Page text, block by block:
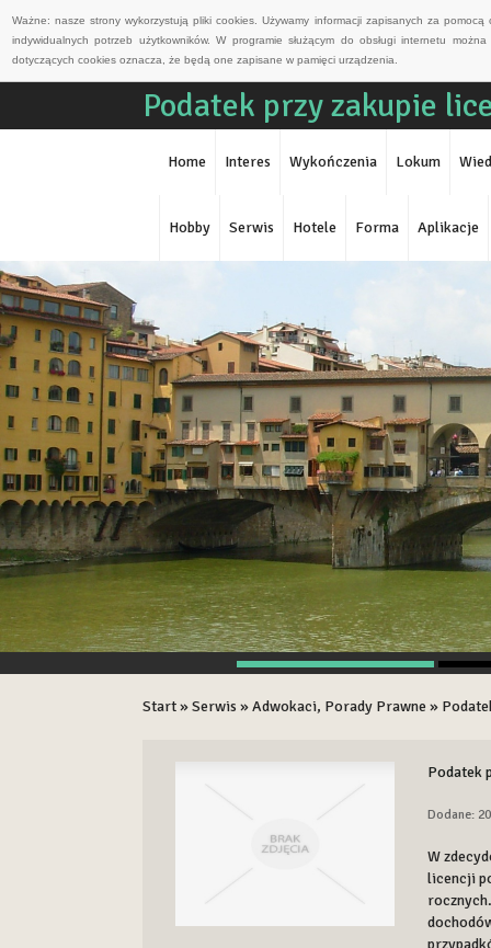
Ważne: nasze strony wykorzystują pliki cookies. Używamy informacji zapisanych za
indywidualnych potrzeb użytkowników. W programie służącym do obsługi internetu
dotyczących cookies oznacza, że będą one zapisane w pamięci urządzenia.
Podatek przy zakupie
Home Interes Wykończenia Lokum
Hobby Serwis Hotele Forma Aplikacje
Start»Serwis »Adwokaci, Porady Prawne »
Podatek
Dodane:
W
licencji